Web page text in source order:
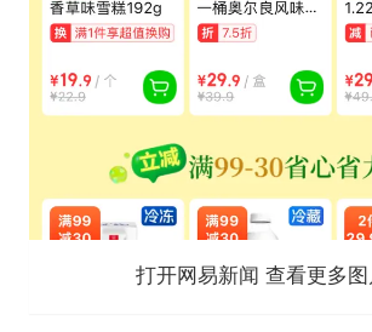
打开网易新闻 查看更多